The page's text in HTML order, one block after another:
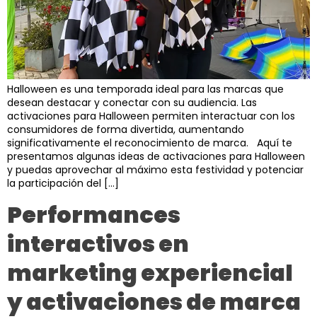
Halloween es una temporada ideal para las marcas que
desean destacar y conectar con su audiencia. Las
activaciones para Halloween permiten interactuar con los
consumidores de forma divertida, aumentando
significativamente el reconocimiento de marca. Aquí te
presentamos algunas ideas de activaciones para Halloween
y puedas aprovechar al máximo esta festividad y potenciar
la participación del […]
Performances
interactivos en
marketing experiencial
y activaciones de marca